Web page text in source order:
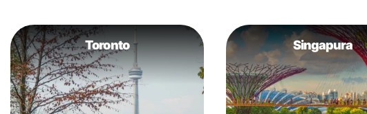
Toronto Singapura